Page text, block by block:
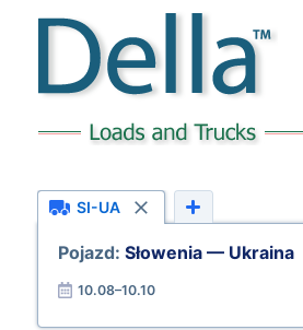
SI-UA
Pojazd: Słowenia — Ukraina
10.08–10.10